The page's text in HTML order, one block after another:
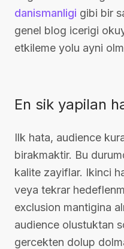
danismanligi gibi bir
genel blog icerigi
etkileme yolu ayni
En sik yapilan
Ilk hata, audience
birakmaktir. Bu
kalite zayiflar. Ikinci
veya tekrar
exclusion mantigina
audience olustuktan
gercekten dolup